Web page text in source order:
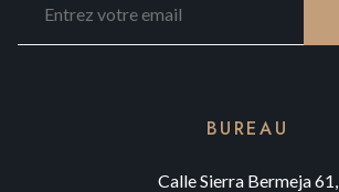
BUREAU
Calle Sierra Bermeja 61,